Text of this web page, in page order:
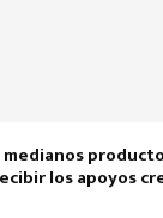
los apoyos